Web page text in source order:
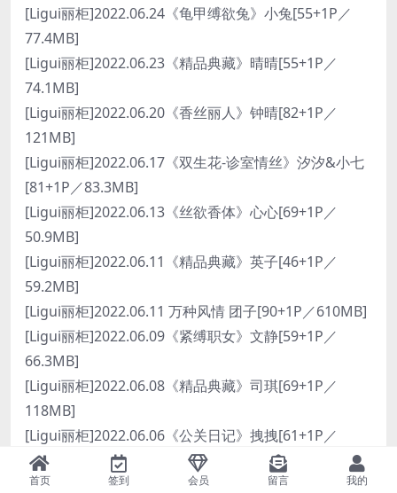
[Ligui丽柜]2022.06.24《龟甲缚欲兔》小兔[55+1P／
77.4MB]
[Ligui丽柜]2022.06.23《精品典藏》晴晴[55+1P／
74.1MB]
[Ligui丽柜]2022.06.20《香丝丽人》钟晴[82+1P／
121MB]
[Ligui丽柜]2022.06.17《双生花-诊室情丝》汐汐&小七
[81+1P／83.3MB]
[Ligui丽柜]2022.06.13《丝欲香体》心心[69+1P／
50.9MB]
[Ligui丽柜]2022.06.11《精品典藏》英子[46+1P／
59.2MB]
[Ligui丽柜]2022.06.11 万种风情 团子[90+1P／610MB]
[Ligui丽柜]2022.06.09《紧缚职女》文静[59+1P／
66.3MB]
[Ligui丽柜]2022.06.08《精品典藏》司琪[69+1P／
118MB]
[Ligui丽柜]2022.06.06《公关日记》拽拽[61+1P／
89.1MB]
[Ligui丽柜]2022.06.06 映红妆 甜甜[92+1P／76.5MB]
首页 签到 会员 留言 我的